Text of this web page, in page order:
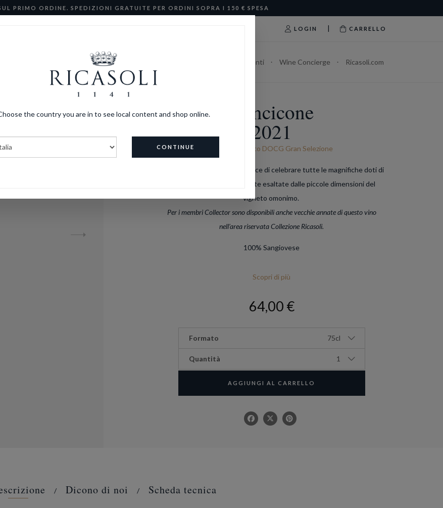
PRIMO ORDINE. SPEDIZIONI GRATUITE PER ORDINI SOPRA I 150 € SPESA
LOGIN | CARRELLO
Ricasoli Wine Club e-Shop Abbonamenti Wine Concierge Ricasoli.com
Roncicone
2021
Chianti Classico DOCG Gran Selezione
Un Sangiovese in purezza capace di celebrare tutte le magnifiche doti di
questo vitigno, ulteriormente esaltate dalle piccole dimensioni del
vigneto omonimo.
Per i membri Collector sono disponibili anche vecchie annate di questo vino
nell’area riservata Collezione Ricasoli.
100% Sangiovese
Scopri di più
64,00 €
Formato 75cl
Quantità 1
AGGIUNGI AL CARRELLO
Dicono di noi Scheda tecnica
the country you are in to see local content and shop online.
CONTINUE